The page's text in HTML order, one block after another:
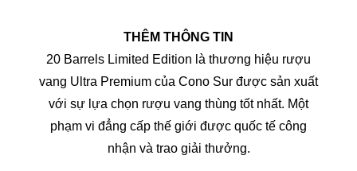
THÊM THÔNG TIN
20 Barrels Limited Edition là thương hiệu rượu
vang Ultra Premium của Cono Sur được sản xuất
với sự lựa chọn rượu vang thùng tốt nhất. Một
phạm vi đẳng cấp thế giới được quốc tế công
nhận và trao giải thưởng.